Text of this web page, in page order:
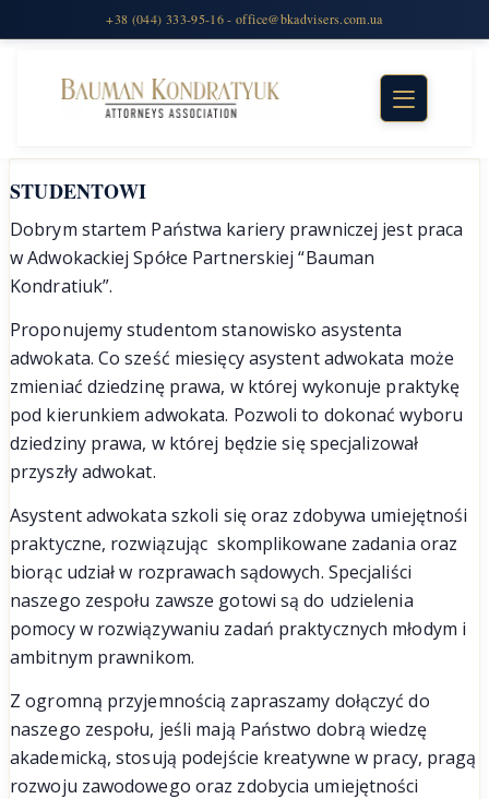
STUDENTOWI
Dobrym startem Państwa kariery prawniczej jest praca
w Adwokackiej Spółce Partnerskiej “Bauman
Kondratiuk”.
Proponujemy studentom stanowisko asystenta
adwokata. Co sześć miesięcy asystent adwokata może
zmieniać dziedzinę prawa, w której wykonuje praktykę
pod kierunkiem adwokata. Pozwoli to dokonać wyboru
dziedziny prawa, w której będzie się specjalizował
przyszły adwokat.
Asystent adwokata szkoli się oraz zdobywa umiejętnośi
praktyczne, rozwiązując skomplikowane zadania oraz
biorąc udział w rozprawach sądowych. Specjaliści
naszego zespołu zawsze gotowi są do udzielenia
pomocy w rozwiązywaniu zadań praktycznych młodym i
ambitnym prawnikom.
Z ogromną przyjemnością zapraszamy dołączyć do
naszego zespołu, jeśli mają Państwo dobrą wiedzę
akademicką, stosują podejście kreatywne w pracy, pragą
rozwoju zawodowego oraz zdobycia umiejętności